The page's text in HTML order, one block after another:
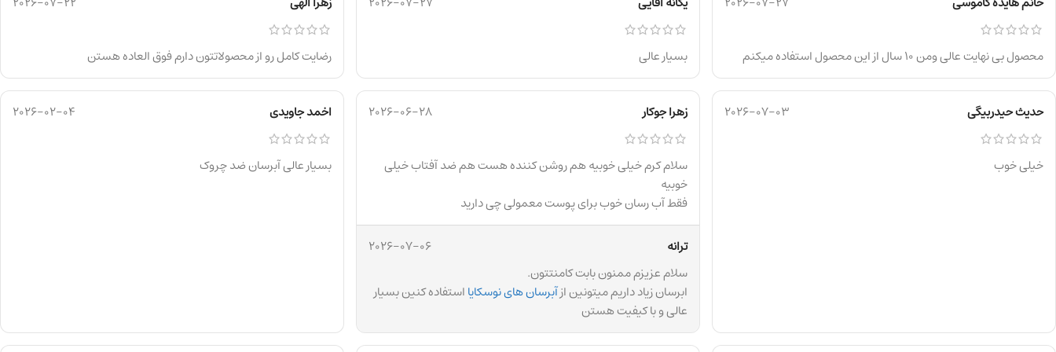
محصول بی نهایت عالی ومن 10 سال از این محصول استفاده میکنم بسیار عالی رضایت کامل رو از محصولاتتون دارم فوق العاده هستن
حدیث حیدربیگی 2026-07-03
خیلی خوب
زهرا جوکار 2026-06-28
سلام کرم خیلی خوبیه هم روشن کننده هست هم ضد آفتاب خیلی
خوبیه
فقط آب رسان خوب برای پوست معمولی چی دارید
ترانه
2026-07-06
سلام عزیزم ممنون بابت کامنتتون.
ابرسان زیاد داریم میتونین ازآبرسان های نوسکایااستفاده کنین بسیار
عالی و با کیفیت هستن
اخمد جاویدی 2026-02-04
بسیار عالی آبرسان ضد چروک